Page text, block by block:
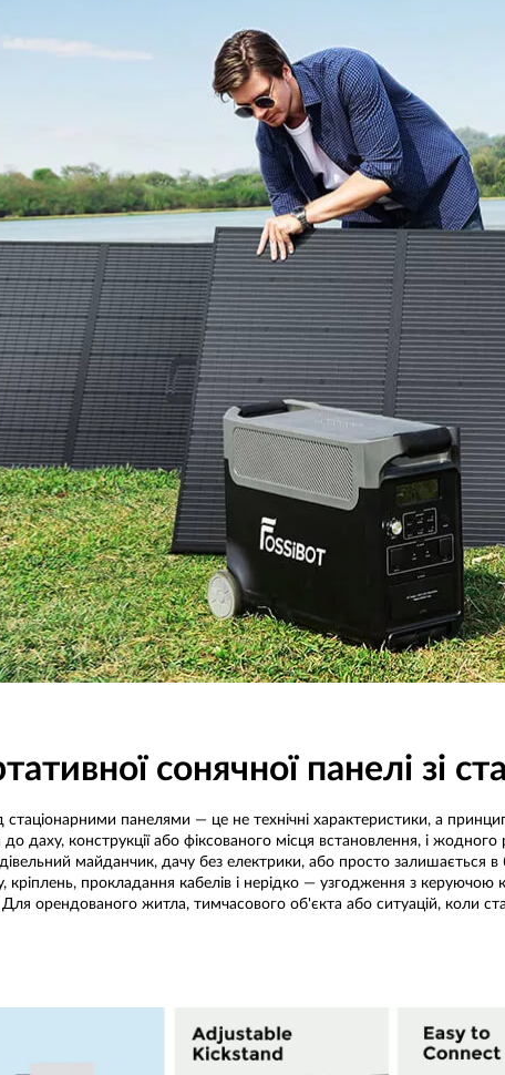
сонячної панелі зі
стаціонарними панелями — це не технічні характеристики, а
даху, конструкції або фіксованого місця встановлення, і
майданчик, дачу без електрики, або просто залишається в
прокладання кабелів і нерідко — узгодження з керуючою
Для орендованого житла, тимчасового об'єкта або ситуацій, коли